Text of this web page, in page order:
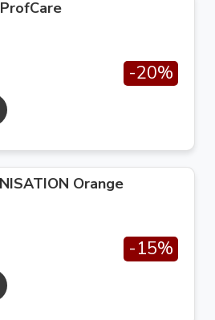
-20%
Orange
-15%